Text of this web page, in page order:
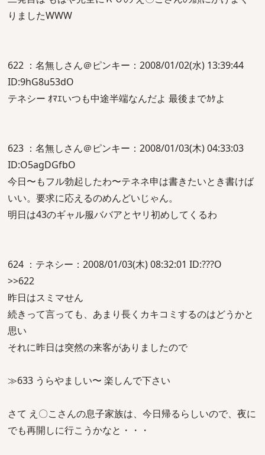
りましたWWW
622 ：名無しさん＠ピンキー：2008/01/02(水) 13:39:44
ID:9hG8u53dO
テネシー ｵﾏｴいつも中途半端なんだよ 最後までｶｹよ
623 ：名無しさん＠ピンキー：2008/01/03(木) 04:33:03
ID:O5agDGfbO
今日〜もフル勃起したわ〜テネネ申は書きたいとき書けば
いい。要求に応えるのめんどいじゃん。
明日は43のギャル服ババアとヤリ初めしてくるわ
624 ：テネシー：2008/01/03(木) 08:32:01 ID:???O
>>622
昨日はスミマせん
続きって言っても、あまり長くカキコミするのはどうかと
思い
それに昨日は突然の来客がありましたので
≫633 うらやましい〜 楽しんで下さい
さて え〇こさんの息子家族は、今日帰るらしいので、夜に
でも再開しに行こうかなと・・・